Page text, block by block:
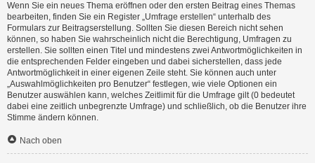
Wenn Sie ein neues Thema eröffnen oder den ersten Beitrag eines Themas
bearbeiten, finden Sie ein Register „Umfrage erstellen“ unterhalb des
Formulars zur Beitragserstellung. Sollten Sie diesen Bereich nicht sehen
können, so haben Sie wahrscheinlich nicht die Berechtigung, Umfragen zu
erstellen. Sie sollten einen Titel und mindestens zwei Antwortmöglichkeiten in
die entsprechenden Felder eingeben und dabei sicherstellen, dass jede
Antwortmöglichkeit in einer eigenen Zeile steht. Sie können auch unter
„Auswahlmöglichkeiten pro Benutzer“ festlegen, wie viele Optionen ein
Benutzer auswählen kann, welches Zeitlimit für die Umfrage gilt (0 bedeutet
dabei eine zeitlich unbegrenzte Umfrage) und schließlich, ob die Benutzer ihre
Stimme ändern können.
Nach oben